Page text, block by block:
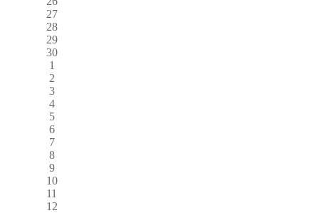
27
28
29
30
1
2
3
4
5
6
7
8
9
10
11
12